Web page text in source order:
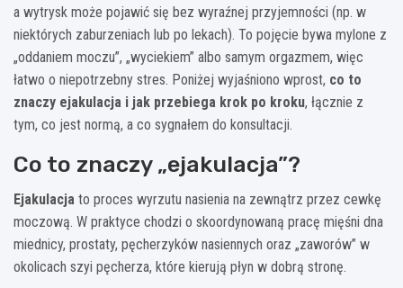
a wytrysk może pojawić się bez wyraźnej przyjemności (np. w
niektórych zaburzeniach lub po lekach). To pojęcie bywa mylone z
„oddaniem moczu”, „wyciekiem” albo samym orgazmem, więc
łatwo o niepotrzebny stres. Poniżej wyjaśniono wprost, co to
znaczy ejakulacja i jak przebiega krok po kroku, łącznie z
tym, co jest normą, a co sygnałem do konsultacji.
Co to znaczy „ejakulacja”?
Ejakulacja to proces wyrzutu nasienia na zewnątrz przez cewkę
moczową. W praktyce chodzi o skoordynowaną pracę mięśni dna
miednicy, prostaty, pęcherzyków nasiennych oraz „zaworów” w
okolicach szyi pęcherza, które kierują płyn w dobrą stronę.